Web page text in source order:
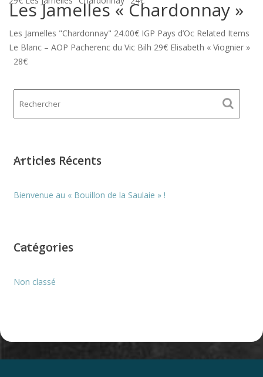
Les Jamelles « Chardonnay »
Les Jamelles "Chardonnay" 24.00€ IGP Pays d’Oc Related Items
Le Blanc – AOP Pacherenc du Vic Bilh 29€ Elisabeth « Viognier »
28€
Articles Récents
Bienvenue au « Bouillon de la Saulaie » !
Catégories
Non classé